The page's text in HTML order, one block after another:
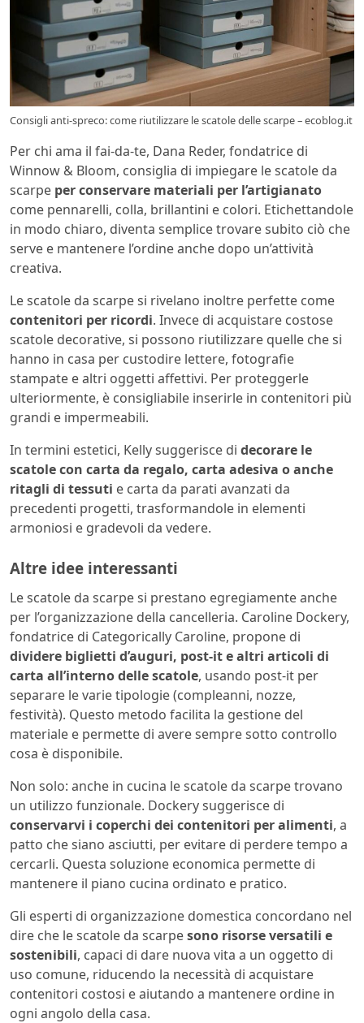
Consigli anti-spreco: come riutilizzare le scatole delle scarpe – ecoblog.it
Per chi ama il fai-da-te, Dana Reder, fondatrice di
Winnow & Bloom, consiglia di impiegare le scatole da
scarpe per conservare materiali per l’artigianato
come pennarelli, colla, brillantini e colori. Etichettandole
in modo chiaro, diventa semplice trovare subito ciò che
serve e mantenere l’ordine anche dopo un’attività
creativa.
Le scatole da scarpe si rivelano inoltre perfette come
contenitori per ricordi. Invece di acquistare costose
scatole decorative, si possono riutilizzare quelle che si
hanno in casa per custodire lettere, fotografie
stampate e altri oggetti affettivi. Per proteggerle
ulteriormente, è consigliabile inserirle in contenitori più
grandi e impermeabili.
In termini estetici, Kelly suggerisce di decorare le
scatole con carta da regalo, carta adesiva o anche
ritagli di tessuti e carta da parati avanzati da
precedenti progetti, trasformandole in elementi
armoniosi e gradevoli da vedere.
Altre idee interessanti
Le scatole da scarpe si prestano egregiamente anche
per l’organizzazione della cancelleria. Caroline Dockery,
fondatrice di Categorically Caroline, propone di
dividere biglietti d’auguri, post-it e altri articoli di
carta all’interno delle scatole, usando post-it per
separare le varie tipologie (compleanni, nozze,
festività). Questo metodo facilita la gestione del
materiale e permette di avere sempre sotto controllo
cosa è disponibile.
Non solo: anche in cucina le scatole da scarpe trovano
un utilizzo funzionale. Dockery suggerisce di
conservarvi i coperchi dei contenitori per alimenti, a
patto che siano asciutti, per evitare di perdere tempo a
cercarli. Questa soluzione economica permette di
mantenere il piano cucina ordinato e pratico.
Gli esperti di organizzazione domestica concordano nel
dire che le scatole da scarpesono risorse versatili e
sostenibili, capaci di dare nuova vita a un oggetto di
uso comune, riducendo la necessità di acquistare
contenitori costosi e aiutando a mantenere ordine in
ogni angolo della casa.